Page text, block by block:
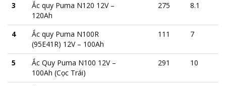
3
Ắc quy Puma N120 12V –
120Ah
275 8.1
4
Ắc quy Puma N100R
(95E41R) 12V – 100Ah
111 7
5
Ắc Quy Puma N100 12V –
100Ah (Cọc Trái)
291 10